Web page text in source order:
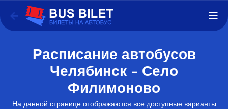
Расписание автобусов
Челябинск - Село
Филимоново
На данной странице отображаются все доступные варианты